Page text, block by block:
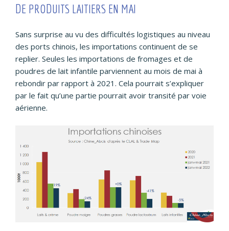
DE PRODUITS LAITIERS EN MAI
Sans surprise au vu des difficultés logistiques au niveau
des ports chinois, les importations continuent de se
replier. Seules les importations de fromages et de
poudres de lait infantile parviennent au mois de mai à
rebondir par rapport à 2021. Cela pourrait s’expliquer
par le fait qu’une partie pourrait avoir transité par voie
aérienne.